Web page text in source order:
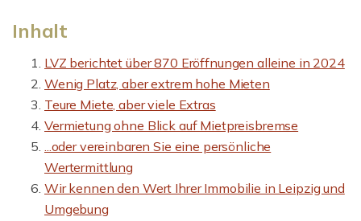
Inhalt
LVZ berichtet über 870 Eröffnungen alleine in 2024
Wenig Platz, aber extrem hohe Mieten
Teure Miete, aber viele Extras
Vermietung ohne Blick auf Mietpreisbremse
...oder vereinbaren Sie eine persönliche
Wertermittlung
Wir kennen den Wert Ihrer Immobilie in Leipzig und
Umgebung